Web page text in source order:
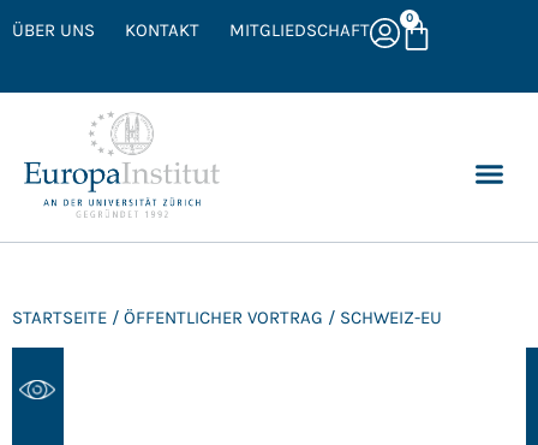
ÜBER UNS KONTAKT MITGLIEDSCHAFT
0
STARTSEITE / ÖFFENTLICHER VORTRAG / SCHWEIZ-EU